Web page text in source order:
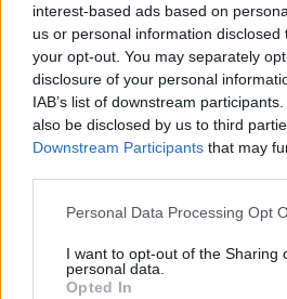
interest-based ads based on
us or personal information
your opt-out. You may separately
disclosure of your personal
IAB’s list of downstream
also be disclosed by us to third
Downstream Participants that may
Personal Data Processing Opt
I want to opt-out of the Sharing
personal data.
Opted In
ΔΙΑΦΗΜΙΣΗ